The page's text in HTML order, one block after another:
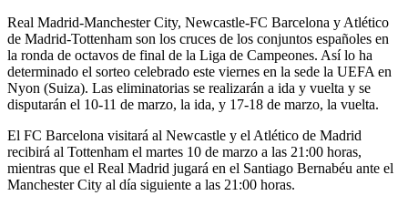
Real Madrid-Manchester City, Newcastle-FC Barcelona y Atlético
de Madrid-Tottenham son los cruces de los conjuntos españoles en
la ronda de octavos de final de la Liga de Campeones. Así lo ha
determinado el sorteo celebrado este viernes en la sede la UEFA en
Nyon (Suiza). Las eliminatorias se realizarán a ida y vuelta y se
disputarán el 10-11 de marzo, la ida, y 17-18 de marzo, la vuelta.
El FC Barcelona visitará al Newcastle y el Atlético de Madrid
recibirá al Tottenham el martes 10 de marzo a las 21:00 horas,
mientras que el Real Madrid jugará en el Santiago Bernabéu ante el
Manchester City al día siguiente a las 21:00 horas.